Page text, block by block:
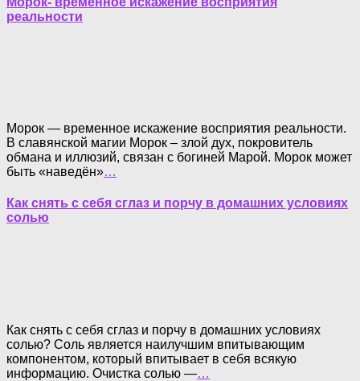
реальности
Морок — временное искажение восприятия реальности.
В славянской магии Морок – злой дух, покровитель
обмана и иллюзий, связан с богиней Марой. Морок может
быть «наведён»…
Как снять с себя сглаз и порчу в домашних условиях
солью
Как снять с себя сглаз и порчу в домашних условиях
солью? Соль является наилучшим впитывающим
компонентом, который впитывает в себя всякую
информацию. Очистка солью —…